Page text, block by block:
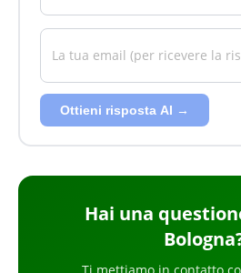
Ottieni risposta AI →
Hai una
Bologna